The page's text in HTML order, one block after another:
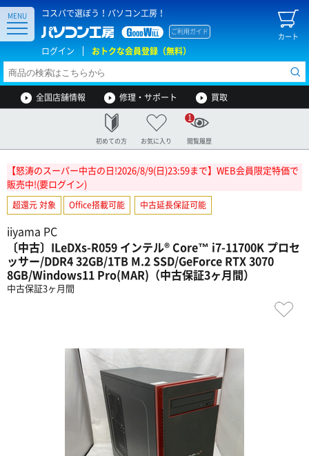
コスパで選ぼう！パソコン工房！
カート
ご利用ガイド
ログイン おトクな会員登録（無料）
MENU
全国店舗情報 修理・サポート 買取
初めての方 お気に入り 閲覧履歴
1
【怒涛のスーパー中古の日!2026/8/9(日)23:59まで】WEB会員限定特価で
販売中!(要ログイン)
超還元 対象 Office搭載可能 中古延長保証可能
iiyama PC
〔中古〕ILeDXs-R059 インテル® Core™ i7-11700K プロセ
ッサー/DDR4 32GB/1TB M.2 SSD/GeForce RTX 3070
8GB/Windows11 Pro(MAR)（中古保証3ヶ月間）
中古保証3ヶ月間